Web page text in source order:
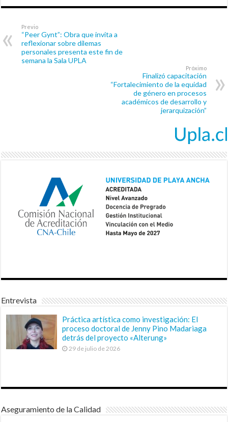
Previo
“Peer Gynt”: Obra que invita a
reflexionar sobre dilemas
personales presenta este fin de
semana la Sala UPLA
Próximo
Finalizó capacitación
“Fortalecimiento de la equidad
de género en procesos
académicos de desarrollo y
jerarquización”
Entrevista
Práctica artística como investigación: El
proceso doctoral de Jenny Pino Madariaga
detrás del proyecto «Alterung»
29 de julio de 2026
Aseguramiento de la Calidad